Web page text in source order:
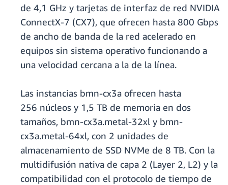
de 4,1 GHz y tarjetas de interfaz de red NVIDIA
ConnectX-7 (CX7), que ofrecen hasta 800 Gbps
de ancho de banda de la red acelerado en
equipos sin sistema operativo funcionando a
una velocidad cercana a la de la línea.
Las instancias bmn-cx3a ofrecen hasta
256 núcleos y 1,5 TB de memoria en dos
tamaños, bmn-cx3a.metal-32xl y bmn-
cx3a.metal-64xl, con 2 unidades de
almacenamiento de SSD NVMe de 8 TB. Con la
multidifusión nativa de capa 2 (Layer 2, L2) y la
compatibilidad con el protocolo de tiempo de